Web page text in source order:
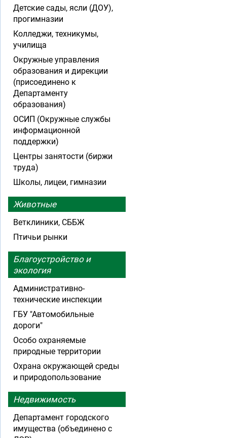
Детские сады, ясли (ДОУ),
прогимназии
Колледжи, техникумы,
училища
Окружные управления
образования и дирекции
(присоединено к
Департаменту
образования)
ОСИП (Окружные службы
информационной
поддержки)
Центры занятости (биржи
труда)
Школы, лицеи, гимназии
Животные
Ветклиники, СББЖ
Птичьи рынки
Благоустройство и
экология
Административно-
технические инспекции
ГБУ "Автомобильные
дороги"
Особо охраняемые
природные территории
Охрана окружающей среды
и природопользование
Недвижимость
Департамент городского
имущества (объединено с